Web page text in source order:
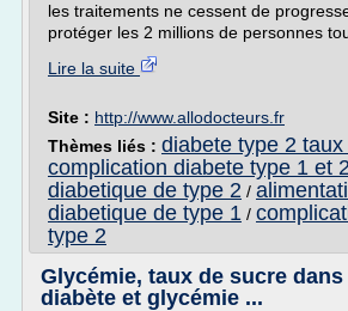
les traitements ne cessent de
protéger les 2 millions de personnes
Lire la suite
Site : http://www.allodocteurs.fr
Thèmes liés : diabete type 2
complication diabete type 1 et
diabetique de type 2 /
diabetique de type 1 /
type 2
Glycémie, taux de sucre dans
diabète et glycémie ...